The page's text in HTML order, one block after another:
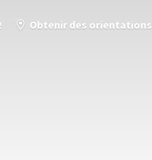
Obtenir des orientations